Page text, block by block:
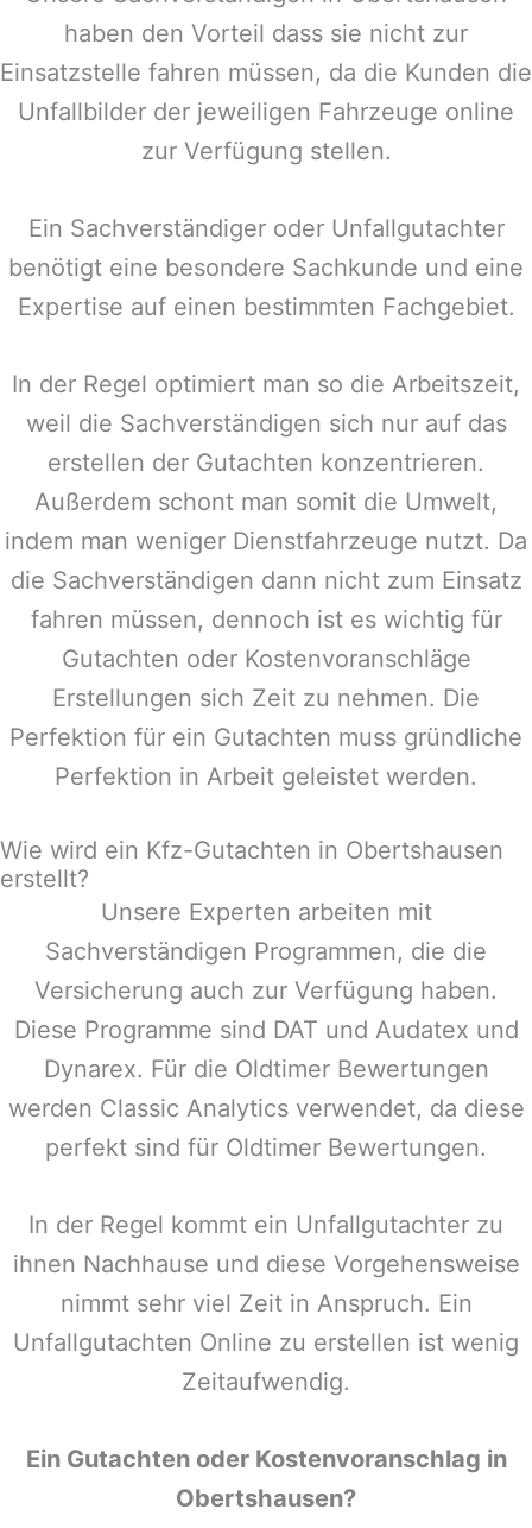
haben den Vorteil dass sie nicht zur
Einsatzstelle fahren müssen, da die Kunden die
Unfallbilder der jeweiligen Fahrzeuge online
zur Verfügung stellen.
Ein Sachverständiger oder Unfallgutachter
benötigt eine besondere Sachkunde und eine
Expertise auf einen bestimmten Fachgebiet.
In der Regel optimiert man so die Arbeitszeit,
weil die Sachverständigen sich nur auf das
erstellen der Gutachten konzentrieren.
Außerdem schont man somit die Umwelt,
indem man weniger Dienstfahrzeuge nutzt. Da
die Sachverständigen dann nicht zum Einsatz
fahren müssen, dennoch ist es wichtig für
Gutachten oder Kostenvoranschläge
Erstellungen sich Zeit zu nehmen. Die
Perfektion für ein Gutachten muss gründliche
Perfektion in Arbeit geleistet werden.
Wie wird ein Kfz-Gutachten in Obertshausen
erstellt?
Unsere Experten arbeiten mit
Sachverständigen Programmen, die die
Versicherung auch zur Verfügung haben.
Diese Programme sind DAT und Audatex und
Dynarex. Für die Oldtimer Bewertungen
werden Classic Analytics verwendet, da diese
perfekt sind für Oldtimer Bewertungen.
In der Regel kommt ein Unfallgutachter zu
ihnen Nachhause und diese Vorgehensweise
nimmt sehr viel Zeit in Anspruch. Ein
Unfallgutachten Online zu erstellen ist wenig
Zeitaufwendig.
Ein Gutachten oder Kostenvoranschlag in
Obertshausen?